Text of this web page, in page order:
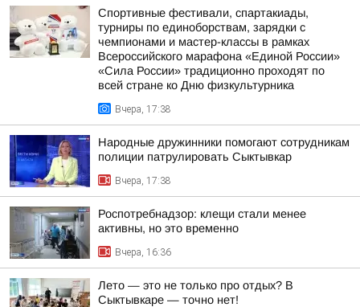
Спортивные фестивали, спартакиады,
турниры по единоборствам, зарядки с
чемпионами и мастер-классы в рамках
Всероссийского марафона «Единой России»
«Сила России» традиционно проходят по
всей стране ко Дню физкультурника
Вчера, 17:38
Народные дружинники помогают сотрудникам
полиции патрулировать Сыктывкар
Вчера, 17:38
Роспотребнадзор: клещи стали менее
активны, но это временно
Вчера, 16:36
Лето — это не только про отдых? В
Сыктывкаре — точно нет!